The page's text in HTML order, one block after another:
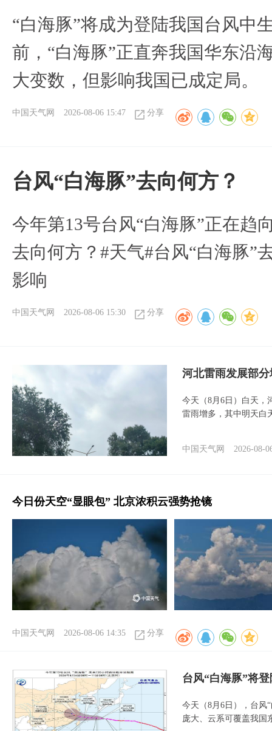
“白海豚”将成为登陆我国台风中
前，“白海豚”正直奔我国华东沿
大变数，但影响我国已成定局。
中国天气网 2026-08-06 15:47 分享
台风“白海豚”去向何方？
今年第13号台风“白海豚”正在趋
去向何方？#天气#台风“白海豚”
影响
中国天气网 2026-08-06 15:30 分享
河北雷雨发展部
今天（8月6日）白天，
雷雨增多，其中明天白
中国天气网 2026-08-
今日份天空“显眼包” 北京浓积云强势抢镜
中国天气网 2026-08-06 14:35 分享
台风“白海豚”将
今天（8月6日），台风
庞大、云系可覆盖我国